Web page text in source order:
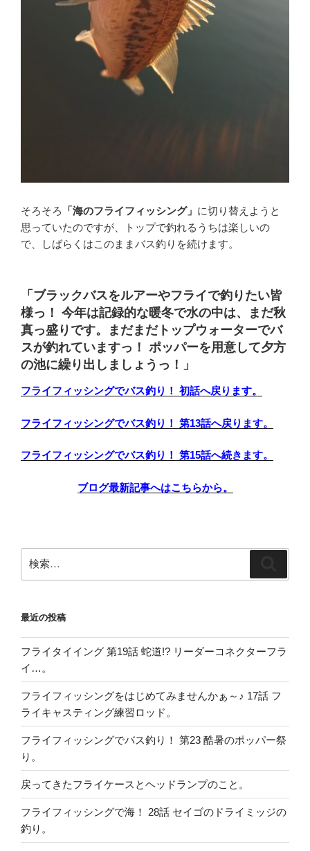
そろそろ 「海のフライフィッシング」 に切り替えようと
思っていたのですが、トップで釣れるうちは楽しいの
で、しばらくはこのままバス釣りを続けます。
「ブラックバスをルアーやフライで釣りたい皆
様っ！ 今年は記録的な暖冬で水の中は、まだ秋
真っ盛りです。まだまだトップウォーターでバ
スが釣れていますっ！ ポッパーを用意して夕方
の池に繰り出しましょうっ！」
フライフィッシングでバス釣り！ 初話へ戻ります。
フライフィッシングでバス釣り！ 第13話へ戻ります。
フライフィッシングでバス釣り！ 第15話へ続きます。
ブログ最新記事へはこちらから。
索:
索
最近の投稿
フライタイイング 第19話 蛇道!? リーダーコネクターフラ
イ…。
フライフィッシングをはじめてみませんかぁ～♪ 17話 フ
ライキャスティング練習ロッド。
フライフィッシングでバス釣り！ 第23 酷暑のポッパー祭
り。
戻ってきたフライケースとヘッドランプのこと。
フライフィッシングで海！ 28話 セイゴのドライミッジの
釣り。